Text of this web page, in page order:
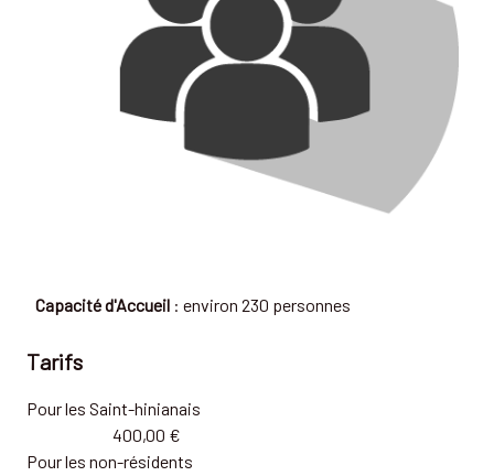
Capacité d'Accueil : environ 230 personnes
Tarifs
Pour les Saint-hinianais
400,00 €
Pour les non-résidents